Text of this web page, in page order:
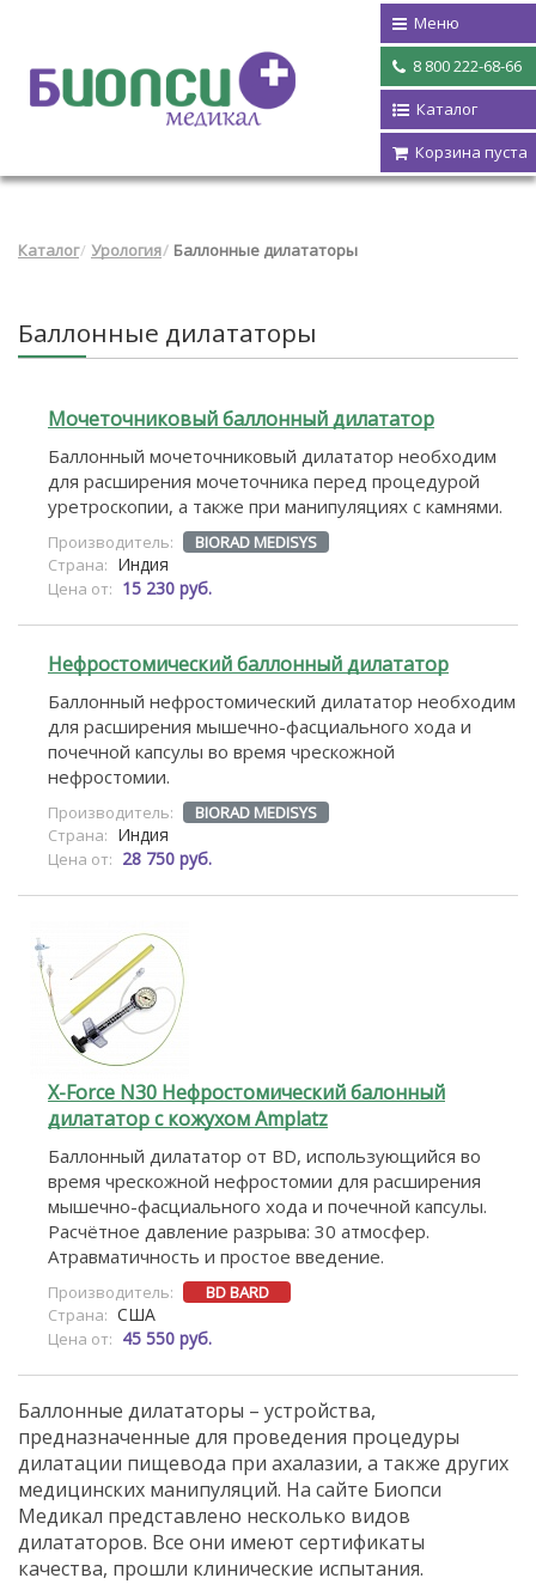
Меню
8 800 222-68-66
Каталог
Корзина пуста
Каталог Урология Баллонные дилататоры
Баллонные дилататоры
Мочеточниковый баллонный дилататор
Баллонный мочеточниковый дилататор необходим
для расширения мочеточника перед процедурой
уретроскопии, а также при манипуляциях с камнями.
Производитель:
BIORAD MEDISYS
Страна: Индия
Цена от: 15 230 руб.
Нефростомический баллонный дилататор
Баллонный нефростомический дилататор необходим
для расширения мышечно-фасциального хода и
почечной капсулы во время чрескожной
нефростомии.
Производитель:
BIORAD MEDISYS
Страна: Индия
Цена от: 28 750 руб.
X-Force N30 Нефростомический балонный
дилататор с кожухом Amplatz
Баллонный дилататор от BD, использующийся во
время чрескожной нефростомии для расширения
мышечно-фасциального хода и почечной капсулы.
Расчётное давление разрыва: 30 атмосфер.
Атравматичность и простое введение.
Производитель:
BD BARD
Страна: США
Цена от: 45 550 руб.
Баллонные дилататоры – устройства,
предназначенные для проведения процедуры
дилатации пищевода при ахалазии, а также других
медицинских манипуляций. На сайте Биопси
Медикал представлено несколько видов
дилататоров. Все они имеют сертификаты
качества, прошли клинические испытания.